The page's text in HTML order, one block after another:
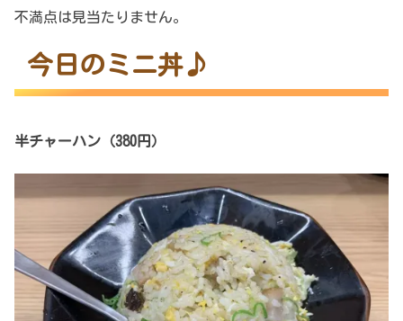
不満点は見当たりません。
今日のミニ丼♪
半チャーハン（380円）